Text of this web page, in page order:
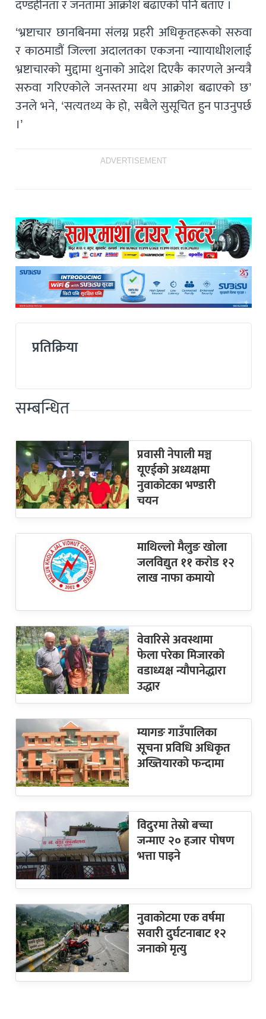
दण्डहीनता र जनतामा आक्रोश बढाएको पनि बताए ।
‘भ्रष्टाचार छानबिनमा संलग्न प्रहरी अधिकृतहरूको सरुवा
र काठमाडौं जिल्ला अदालतका एकजना न्याायाधीशलाई
भ्रष्टाचारको मुद्दामा थुनाको आदेश दिएकै कारणले अन्यत्रै
सरुवा गरिएकोले जनस्तरमा थप आक्रोश बढाएको छ’
उनले भने, ‘सत्यतथ्य के हो, सबैले सुसूचित हुन पाउनुपर्छ
।’
ADVERTISEMENT
प्रतिक्रिया
सम्बन्धित
प्रवासी नेपाली मञ्च
यूएईको अध्यक्षमा
नुवाकोटका भण्डारी
चयन
माथिल्लो मैलुङ खोला
जलविद्युत ११ करोड १२
लाख नाफा कमायाे
वेवारिसे अवस्थामा
फेला परेका मिजारको
वडाध्यक्ष न्यौपानेद्धारा
उद्धार
म्यागङ गाउँपालिका
सूचना प्रविधि अधिकृत
अख्तियारको फन्दामा
विदुरमा तेस्रो बच्चा
जन्माए २० हजार पोषण
भत्ता पाइने
नुवाकोटमा एक वर्षमा
सवारी दुर्घटनाबाट १२
जनाको मृत्यु